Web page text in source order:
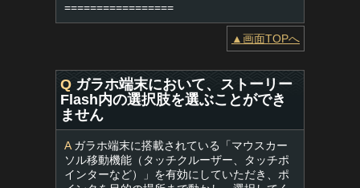
=================
▲画面TOPへ
Q ガラホ端末において、ストーリー
Flash内の選択肢を選ぶことができ
ません
Aガラホ端末に搭載されている「マウスカー
ソル移動機能（タッチクルーザー、タッチポ
インターなど）」を有効にしていただき、ポ